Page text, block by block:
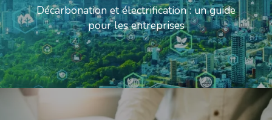
Décarbonation et électrification : un guide
pour les entreprises